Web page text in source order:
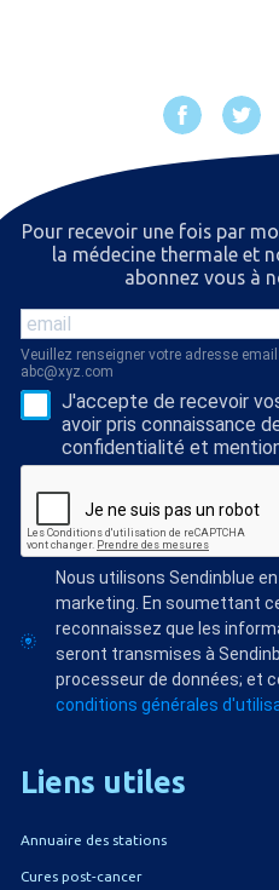
Pour recevoir une fois par
la médecine thermale et
abonnez vous à
Veuillez renseigner votre adresse
abc@xyz.com
J'accepte de recevoir
avoir pris connaissance
confidentialité et
Nous utilisons Sendinblue
marketing. En soumettant
reconnaissez que les
seront transmises à
processeur de données; et
conditions générales
Liens utiles
Annuaire des stations
Cures post-cancer